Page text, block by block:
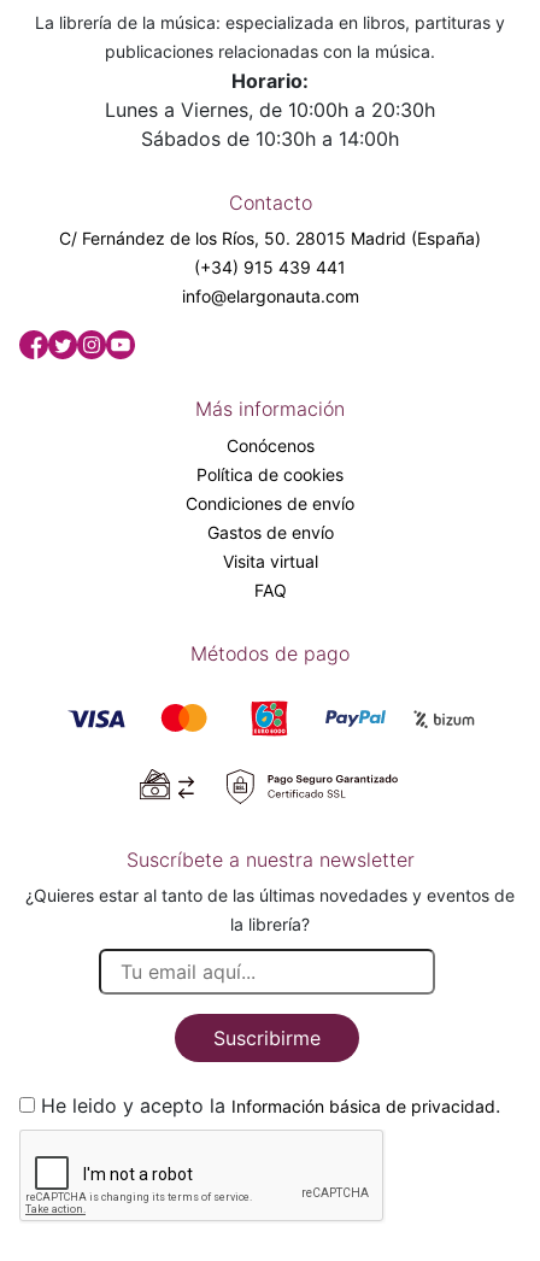
La librería de la música: especializada en libros, partituras y
publicaciones relacionadas con la música.
Horario:
Lunes a Viernes, de 10:00h a 20:30h
Sábados de 10:30h a 14:00h
Contacto
C/ Fernández de los Ríos, 50. 28015 Madrid (España)
(+34) 915 439 441
info@elargonauta.com
Más información
Conócenos
Política de cookies
Condiciones de envío
Gastos de envío
Visita virtual
FAQ
Métodos de pago
Suscríbete a nuestra newsletter
¿Quieres estar al tanto de las últimas novedades y eventos de
la librería?
Suscribirme
He leido y acepto la Información básica de privacidad.